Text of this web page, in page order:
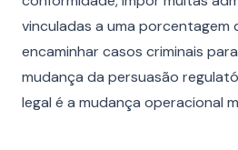
vinculadas a uma porcentagem
encaminhar casos criminais
mudança da persuasão
legal é a mudança operacional